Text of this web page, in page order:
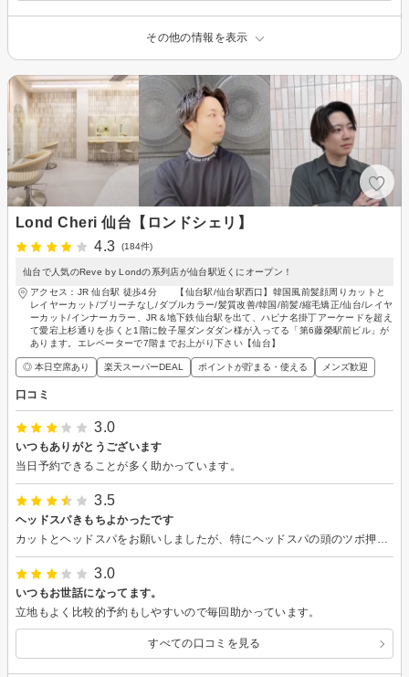
その他の情報を表示
Lond Cheri 仙台【ロンドシェリ】
4.3
(184件)
仙台で人気のReve by Londの系列店が仙台駅近くにオープン！
アクセス：JR 仙台駅 徒歩4分 【仙台駅/仙台駅西口】韓国風前髪顔周りカットと
レイヤーカット/ブリーチなし/ダブルカラー/髪質改善/韓国/前髪/縮毛矯正/仙台/レイヤ
ーカット/インナーカラー、JR＆地下鉄仙台駅を出て、ハピナ名掛丁アーケードを超え
て愛宕上杉通りを歩くと1階に餃子屋ダンダダン様が入ってる「第6藤榮駅前ビル」が
あります。エレベーターで7階までお上がり下さい【仙台】
◎ 本日空席あり 楽天スーパーDEAL ポイントが貯まる・使える メンズ歓迎
口コミ
3.0
いつもありがとうございます
当日予約できることが多く助かっています。
3.5
ヘッドスパきもちよかったです
カットとヘッドスパをお願いしましたが、特にヘッドスパの頭のツボ押しがきもちよかったです。
3.0
いつもお世話になってます。
立地もよく比較的予約もしやすいので毎回助かっています。
すべての口コミを見る